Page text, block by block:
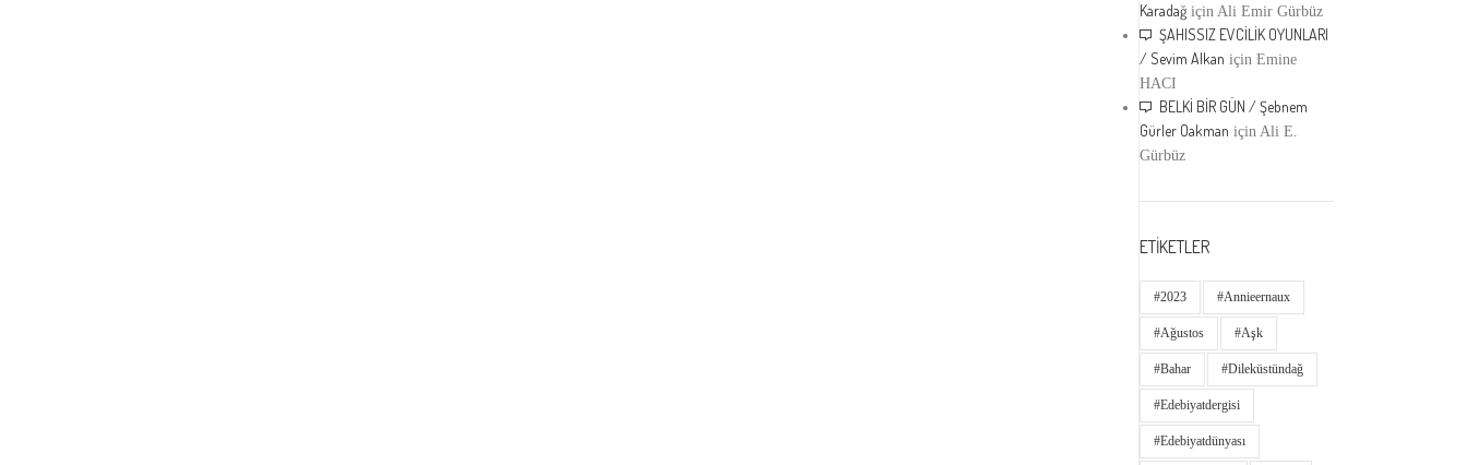
Karadağ içinAli Emir Gürbüz
ŞAHISSIZ EVCİLİK OYUNLARI
/ Sevim Alkan içinEmine
HACI
BELKİ BİR GÜN / Şebnem
Gürler Oakman içinAli E.
Gürbüz
ETİKETLER
#2023 #annieernaux
#ağustos #aşk
#bahar #dileküstündağ
#edebiyatdergisi
#edebiyatdünyası